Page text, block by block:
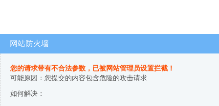
网站防火墙
您的请求带有不合法参数，已被网站管理员设置拦截！
可能原因：您提交的内容包含危险的攻击请求
如何解决：